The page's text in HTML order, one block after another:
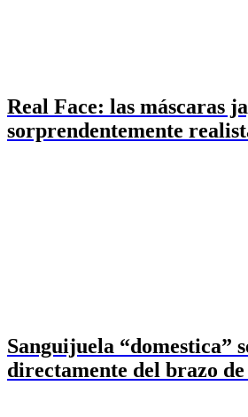
Real Face: las máscaras
sorprendentemente
Sanguijuela “domestica”
directamente del brazo de